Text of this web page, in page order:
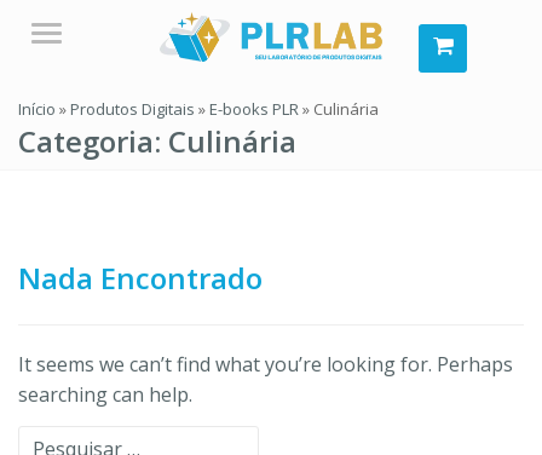
Menu
Início »Produtos Digitais »E-books PLR» Culinária
Categoria: Culinária
Nada Encontrado
It seems we can’t find what you’re looking for. Perhaps
searching can help.
Pesquisar